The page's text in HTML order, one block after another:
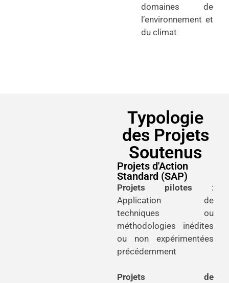
domaines de
l’environnement et
du climat
Typologie
des Projets
Soutenus
Projets d'Action
Standard (SAP)
Projets pilotes :
Application de
techniques ou
méthodologies inédites
ou non expérimentées
précédemment
Projets de